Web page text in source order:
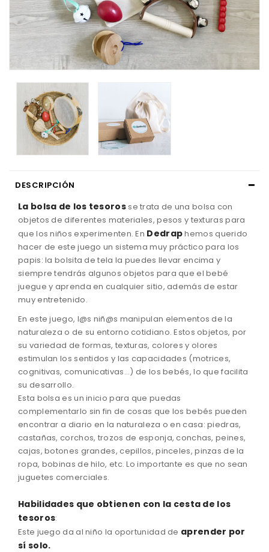
DESCRIPCIÓN
La bolsa de los tesorosse trata de una bolsa con
objetos de diferentes materiales, pesos y texturas para
que los niños experimenten. En Dedraphemos querido
hacer de este juego un sistema muy práctico para los
papis: la bolsita de tela la puedes llevar encima y
siempre tendrás algunos objetos para que el bebé
juegue y aprenda en cualquier sitio, además de estar
muy entretenido.
En este juego, l@s niñ@s manipulan elementos de la
naturaleza o de su entorno cotidiano. Estos objetos, por
su variedad de formas, texturas, colores y olores
estimulan los sentidos y las capacidades (motrices,
cognitivas, comunicativas...) de los bebés, lo que facilita
su desarrollo.
Esta bolsa es un inicio para que puedas
complementarlo sin fin de cosas que los bebés pueden
encontrar a diario en la naturaleza o en casa: piedras,
castañas, corchos, trozos de esponja, conchas, peines,
cajas, botones grandes, cepillos, pinceles, pinzas de la
ropa, bobinas de hilo, etc. Lo importante es que no sean
juguetes comerciales.
Habilidades que obtienen con la cesta de los
tesoros:
Este juego da al niño la oportunidad de aprender por
sí solo.